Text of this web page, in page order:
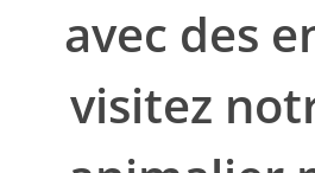
avec des
visitez